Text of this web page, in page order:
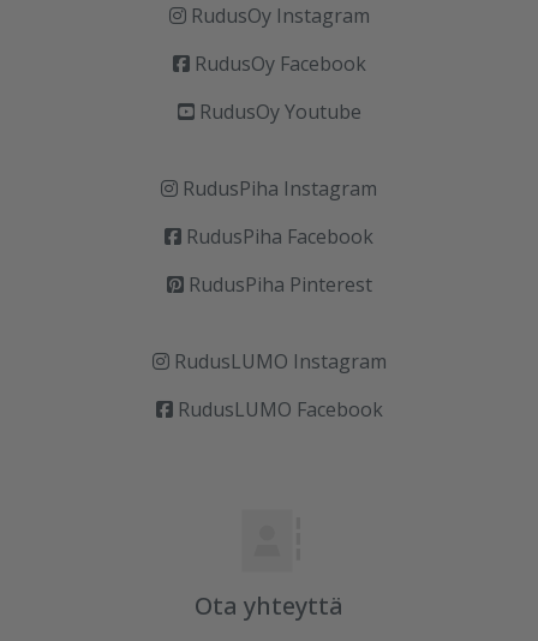
RudusOy Instagram
RudusOy Facebook
RudusOy Youtube
RudusPiha Instagram
RudusPiha Facebook
RudusPiha Pinterest
RudusLUMO Instagram
RudusLUMO Facebook
Ota yhteyttä